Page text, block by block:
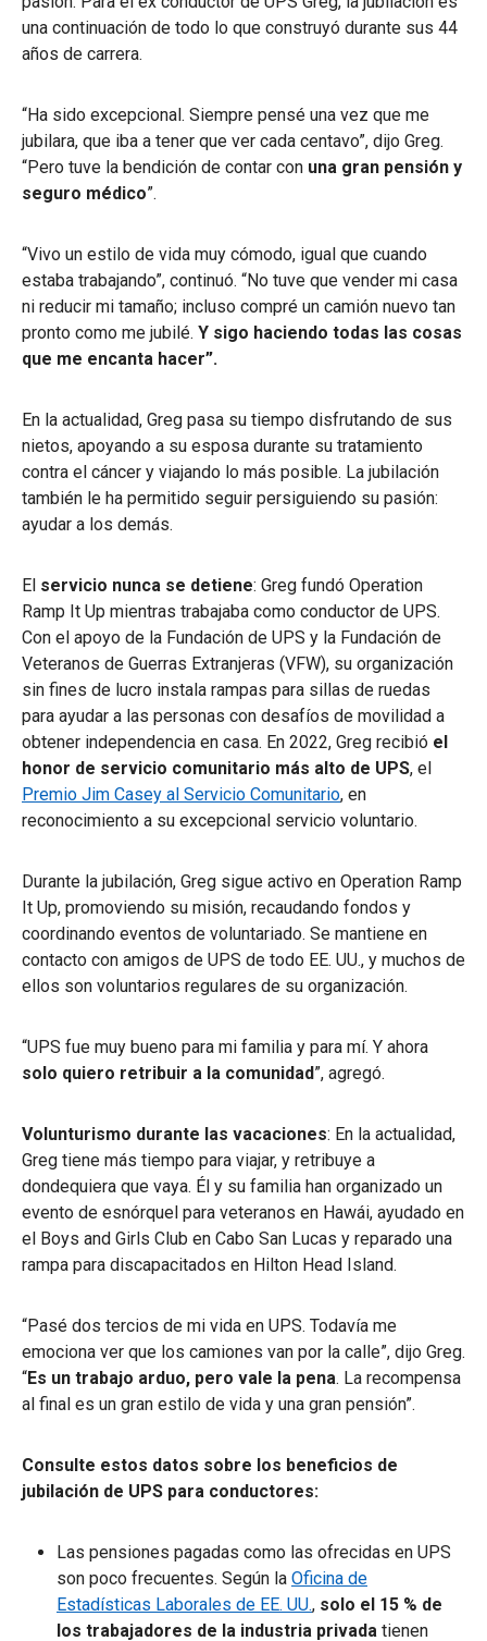
una continuación de todo lo que construyó durante sus 44
años de carrera.
“Ha sido excepcional. Siempre pensé una vez que me
jubilara, que iba a tener que ver cada centavo”, dijo Greg.
“Pero tuve la bendición de contar con una gran pensión y
seguro médico”.
“Vivo un estilo de vida muy cómodo, igual que cuando
estaba trabajando”, continuó. “No tuve que vender mi casa
ni reducir mi tamaño; incluso compré un camión nuevo tan
pronto como me jubilé. Y sigo haciendo todas las cosas
que me encanta hacer”.
En la actualidad, Greg pasa su tiempo disfrutando de sus
nietos, apoyando a su esposa durante su tratamiento
contra el cáncer y viajando lo más posible. La jubilación
también le ha permitido seguir persiguiendo su pasión:
ayudar a los demás.
El servicio nunca se detiene: Greg fundó Operation
Ramp It Up mientras trabajaba como conductor de UPS.
Con el apoyo de la Fundación de UPS y la Fundación de
Veteranos de Guerras Extranjeras (VFW), su organización
sin fines de lucro instala rampas para sillas de ruedas
para ayudar a las personas con desafíos de movilidad a
obtener independencia en casa. En 2022, Greg recibió el
honor de servicio comunitario más alto de UPS, el
Premio Jim Casey al Servicio Comunitario, en
reconocimiento a su excepcional servicio voluntario.
Durante la jubilación, Greg sigue activo en Operation Ramp
It Up, promoviendo su misión, recaudando fondos y
coordinando eventos de voluntariado. Se mantiene en
contacto con amigos de UPS de todo EE. UU., y muchos de
ellos son voluntarios regulares de su organización.
“UPS fue muy bueno para mi familia y para mí. Y ahora
solo quiero retribuir a la comunidad”, agregó.
Volunturismo durante las vacaciones: En la actualidad,
Greg tiene más tiempo para viajar, y retribuye a
dondequiera que vaya. Él y su familia han organizado un
evento de esnórquel para veteranos en Hawái, ayudado en
el Boys and Girls Club en Cabo San Lucas y reparado una
rampa para discapacitados en Hilton Head Island.
“Pasé dos tercios de mi vida en UPS. Todavía me
emociona ver que los camiones van por la calle”, dijo Greg.
“Es un trabajo arduo, pero vale la pena. La recompensa
al final es un gran estilo de vida y una gran pensión”.
Consulte estos datos sobre los beneficios de
jubilación de UPS para conductores:
Las pensiones pagadas como las ofrecidas en UPS
son poco frecuentes. Según la Oficina de
Estadísticas Laborales de EE. UU., solo el 15 % de
los trabajadores de la industria privada tienen